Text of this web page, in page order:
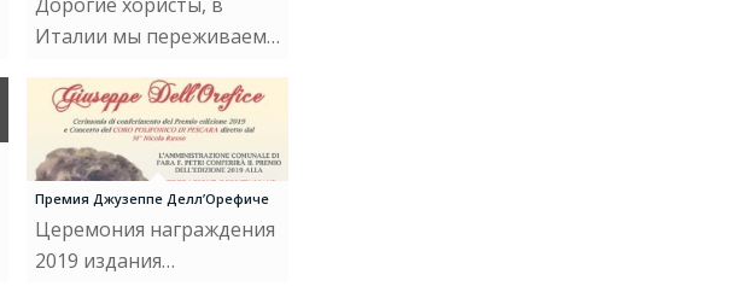
Дорогие хористы, в
Италии мы переживаем…
Премия Джузеппе Делл’Орефиче
Церемония награждения
2019 издания…